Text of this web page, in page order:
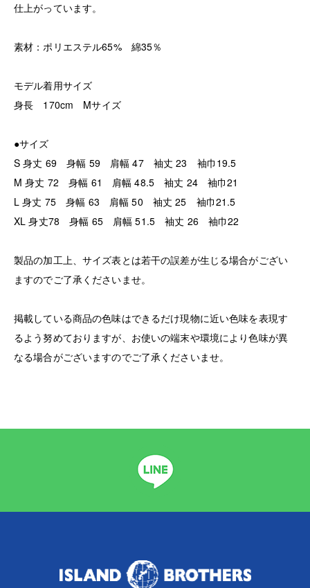
仕上がっています。
素材：ポリエステル65% 綿35％
モデル着用サイズ
身長 170cm Mサイズ
●サイズ
S 身丈 69 身幅 59 肩幅 47 袖丈 23 袖巾19.5
M 身丈 72 身幅 61 肩幅 48.5 袖丈 24 袖巾21
L 身丈 75 身幅 63 肩幅 50 袖丈 25 袖巾21.5
XL 身丈78 身幅 65 肩幅 51.5 袖丈 26 袖巾22
製品の加工上、サイズ表とは若干の誤差が生じる場合がござい
ますのでご了承くださいませ。
掲載している商品の色味はできるだけ現物に近い色味を表現す
るよう努めておりますが、お使いの端末や環境により色味が異
なる場合がございますのでご了承くださいませ。